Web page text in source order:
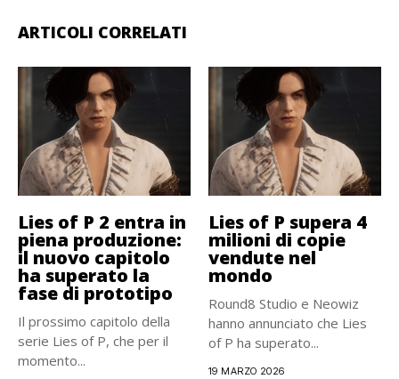
ARTICOLI CORRELATI
Lies of P 2 entra in
piena produzione:
il nuovo capitolo
ha superato la
fase di prototipo
Il prossimo capitolo della
serie Lies of P, che per il
momento...
Lies of P supera 4
milioni di copie
vendute nel
mondo
Round8 Studio e Neowiz
hanno annunciato che Lies
of P ha superato...
19 MARZO 2026